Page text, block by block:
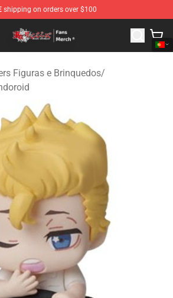
shipping on orders over $100
Store - Official Tokyo Revengers
Figuras e Brinquedos/